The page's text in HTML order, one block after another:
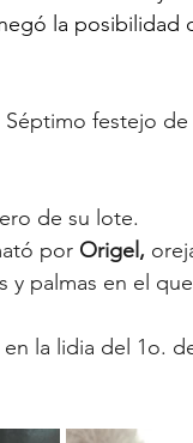
la posibilidad
festejo
de su lote.
por Origel,
y palmas en el
la lidia del 1o.